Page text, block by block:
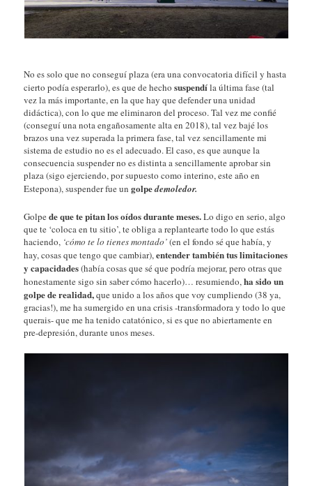
No es solo que no conseguí plaza (era una convocatoria difícil y hasta
cierto podía esperarlo), es que de hechosuspendíla última fase (tal
vez la más importante, en la que hay que defender una unidad
didáctica), con lo que me eliminaron del proceso. Tal vez me confié
(conseguí una nota engañosamente alta en 2018), tal vez bajé los
brazos una vez superada la primera fase, tal vez sencillamente mi
sistema de estudio no es el adecuado. El caso, es que aunque la
consecuencia suspender no es distinta a sencillamente aprobar sin
plaza (sigo ejerciendo, por supuesto como interino, este año en
Estepona), suspender fue ungolpedemoledor.
Golpede que te pitan los oídos durante meses.Lo digo en serio, algo
que te ‘coloca en tu sitio’, te obliga a replantearte todo lo que estás
haciendo, ‘cómo te lo tienes montado’(en el fondo sé que había, y
hay, cosas que tengo que cambiar),entender también tus limitaciones
y capacidades(había cosas que sé que podría mejorar, pero otras que
honestamente sigo sin saber cómo hacerlo)… resumiendo,ha sido un
golpe de realidad,que unido a los años que voy cumpliendo (38 ya,
gracias!), me ha sumergido en una crisis -transformadora y todo lo que
querais- que me ha tenido catatónico, si es que no abiertamente en
pre-depresión, durante unos meses.